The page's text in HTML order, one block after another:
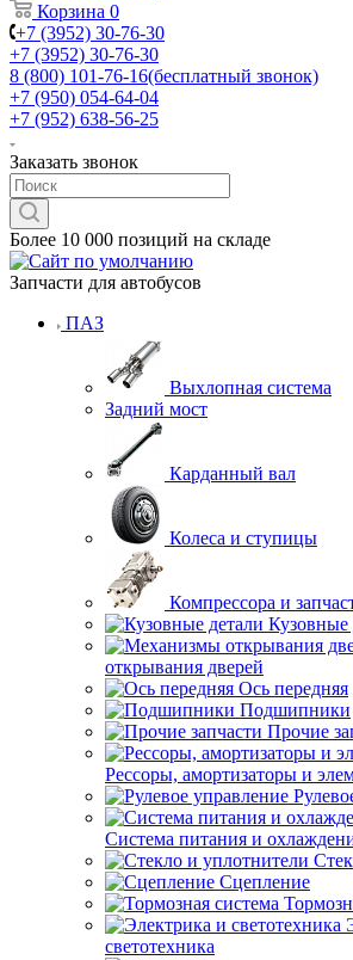
Корзина 0
+7 (3952) 30-76-30
+7 (3952) 30-76-30
8 (800) 101-76-16(бесплатный звонок)
+7 (950) 054-64-04
+7 (952) 638-56-25
Заказать звонок
Более 10 000 позиций на складе
Запчасти для автобусов
ПАЗ
Выхлопная система
Задний мост
Карданный вал
Колеса и ступицы
Компрессора и
Кузовные
открывания дверей
Ось передняя
Подшипники
Прочие
Рессоры, амортизаторы и
Система питания и
Сцепление
светотехника